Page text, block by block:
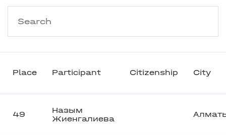
Place Participant Citizenship City
49
Назым
Жиенгалиева